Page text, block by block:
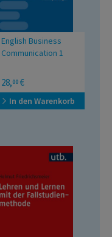
English Business
Communication 1
Strategischer Leitfaden
samt Musterprüfungen
28,00 €
In den Warenkorb